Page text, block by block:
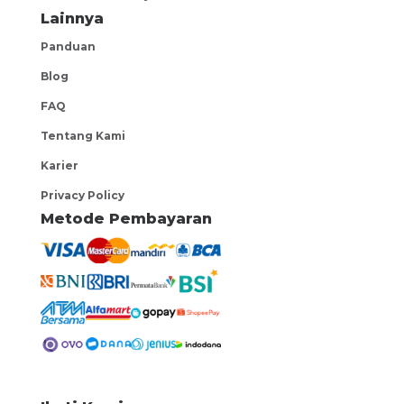
mengembangkan diri, bekerja mencari nafkah, atau
Lainnya
Panduan
Blog
FAQ
Tentang Kami
Karier
Privacy Policy
Metode Pembayaran